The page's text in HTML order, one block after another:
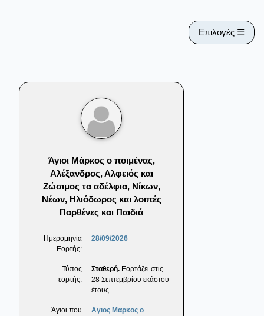
Επιλογές ☰
Άγιοι Μάρκος ο ποιμένας,
Αλέξανδρος, Αλφειός και
Ζώσιμος τα αδέλφια, Νίκων,
Νέων, Ηλιόδωρος και λοιπές
Παρθένες και Παιδιά
Ημερομηνία
Εορτής:
28/09/2026
Τύπος
εορτής:
Σταθερή. Εορτάζει στις
28 Σεπτεμβρίου εκάστου
έτους.
Άγιοι που
Αγιος Μαρκος ο